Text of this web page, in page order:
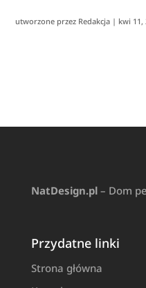
utworzone przez Redakcja | kwi 11,
NatDesign.pl– Dom
Przydatne linki
Strona główna